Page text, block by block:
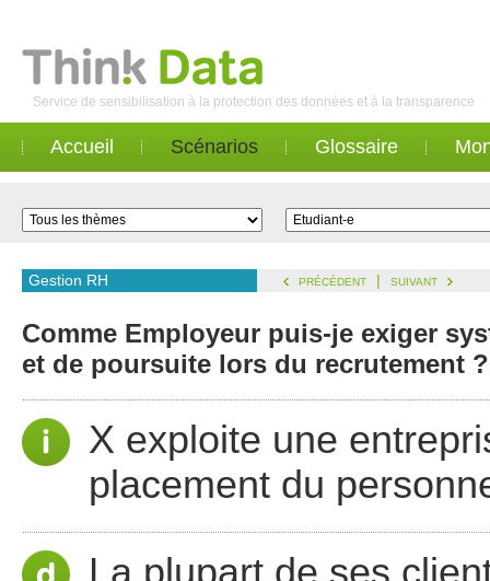
Service de sensibilisation à la protection des données et à la transparence
Accueil Scénarios Glossaire
Gestion RH PRÉCÉDENT | SUIVANT
Comme Employeur puis-je exiger
et de poursuite lors du recrutement ?
X exploite une
placement du
La plupart de ses